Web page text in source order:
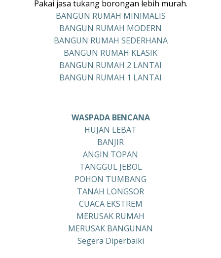
Pakai jasa tukang borongan lebih murah.
BANGUN RUMAH MINIMALIS
BANGUN RUMAH MODERN
BANGUN RUMAH SEDERHANA
BANGUN RUMAH KLASIK
BANGUN RUMAH 2 LANTAI
BANGUN RUMAH 1 LANTAI
WASPADA BENCANA
HUJAN LEBAT
BANJIR
ANGIN TOPAN
TANGGUL JEBOL
POHON TUMBANG
TANAH LONGSOR
CUACA EKSTREM
MERUSAK RUMAH
MERUSAK BANGUNAN
Segera Diperbaiki